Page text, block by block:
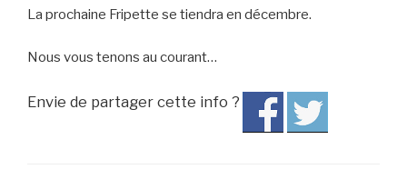
La prochaine Fripette se tiendra en décembre.
Nous vous tenons au courant…
Envie de partager cette info ?